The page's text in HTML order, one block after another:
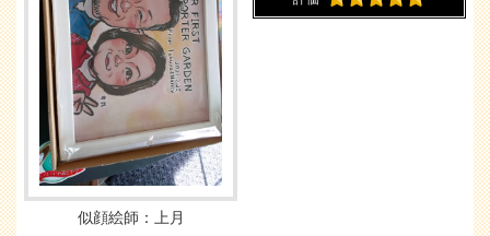
似顔絵師：上月